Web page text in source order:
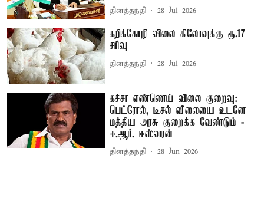
தினத்தந்தி 28 Jul 2026
கறிக்கோழி விலை கிலோவுக்கு ரூ.17
சரிவு
தினத்தந்தி 28 Jul 2026
கச்சா எண்ணெய் விலை குறைவு:
பெட்ரோல், டீசல் விலையை உடனே
மத்திய அரசு குறைக்க வேண்டும் -
ஈ.ஆர். ஈஸ்வரன்
தினத்தந்தி 28 Jun 2026